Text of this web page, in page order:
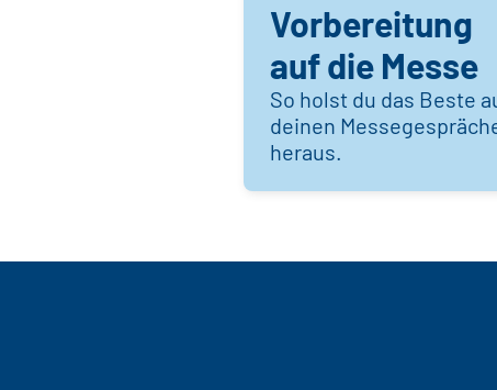
Vorbereitung
auf die Messe
So holst du das Beste
deinen
heraus.